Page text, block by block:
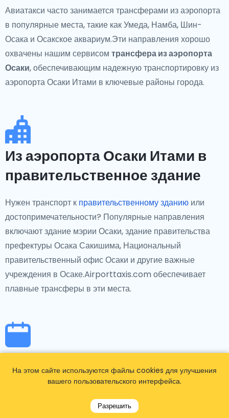
Авиатакси часто занимается трансферами из аэропорта
в популярные места, такие как Умеда, Намба, Шин-
Осака и Осакское аквариум.Эти направления хорошо
охвачены нашим сервисом трансфера из аэропорта
Осаки, обеспечивающим надежную транспортировку из
аэропорта Осаки Итами в ключевые районы города.
Из аэропорта Осаки Итами в
правительственное здание
Нужен транспорт к правительственному зданию или
достопримечательности? Популярные направления
включают здание мэрии Осаки, здание правительства
префектуры Осака Сакишима, Национальный
правительственный офис Осаки и другие важные
учреждения в Осаке.Airporttaxis.com обеспечивает
плавные трансферы в эти места.
Из аэропорта Осака Итами на
конкретное мероприятие
Если вы направляетесь на мероприятия в Осаке, такие
На этом сайте используются файлы cookies для улучшения
вашего пользовательского интерфейса.
Разрешить